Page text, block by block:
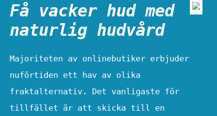
Få vacker hud med
naturlig hudvård
Majoriteten av onlinebutiker erbjuder
nuförtiden ett hav av olika
fraktalternativ. Det vanligaste för
tillfället är att skicka till en